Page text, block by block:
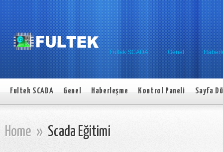
Fultek SCADA Genel
Fultek SCADA Genel Haberleşme Kontrol Paneli Sayfa
Home » Scada Eğitimi